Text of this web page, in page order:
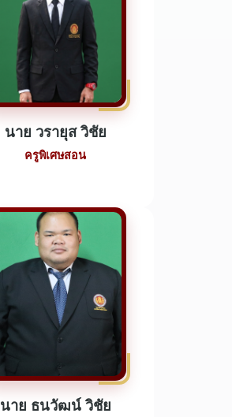
นาย วรายุส วิชัย
ครูพิเศษสอน
นาย ธนวัฒน์ วิชัย